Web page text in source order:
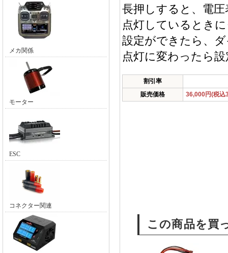
メカ関係
モーター
ESC
コネクター関連
長押しすると、電
点灯しているとき
設定ができたら、
点灯に変わったら
割引率
販売価格
36,000円(税込
この商品を買